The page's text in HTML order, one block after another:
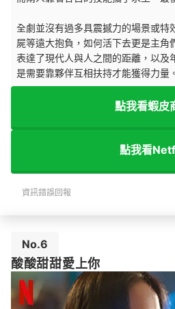
全劇並沒有過多具震撼力的場景或特
屍等遠大抱負，如何活下去更是主角
表達了現代人與人之間的距離，以及
是需要靠夥伴互相扶持才能獲得力量。
點我看蝦皮
點我看
資訊錯誤回報
No.6
酸酸甜甜愛上你